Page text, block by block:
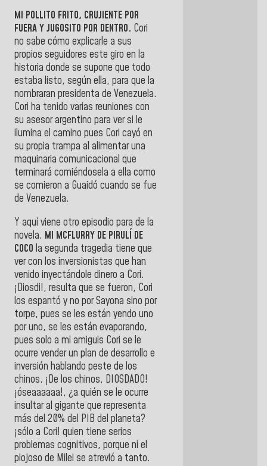
MI POLLITO FRITO, CRUJIENTE POR
FUERA Y JUGOSITO POR DENTRO. Cori
no sabe cómo explicarle a sus
propios seguidores este giro en la
historia donde se supone que todo
estaba listo, según ella, para que la
nombraran presidenta de Venezuela.
Cori ha tenido varias reuniones con
su asesor argentino para ver si le
ilumina el camino pues Cori cayó en
su propia trampa al alimentar una
maquinaria comunicacional que
terminará comiéndosela a ella como
se comieron a Guaidó cuando se fue
de Venezuela.
Y aquí viene otro episodio para de la
novela. MI MCFLURRY DE PIRULÍ DE
COCO la segunda tragedia tiene que
ver con los inversionistas que han
venido inyectándole dinero a Cori.
¡Diosdi!, resulta que se fueron, Cori
los espantó y no por Sayona sino por
torpe, pues se les están yendo uno
por uno, se les están evaporando,
pues solo a mi amiguis Cori se le
ocurre vender un plan de desarrollo e
inversión hablando peste de los
chinos. ¡De los chinos, DIOSDADO!
¡óseaaaaaa!, ¿a quién se le ocurre
insultar al gigante que representa
más del 20% del PIB del planeta?
¡sólo a Cori! quien tiene serios
problemas cognitivos, porque ni el
piojoso de Milei se atrevió a tanto.